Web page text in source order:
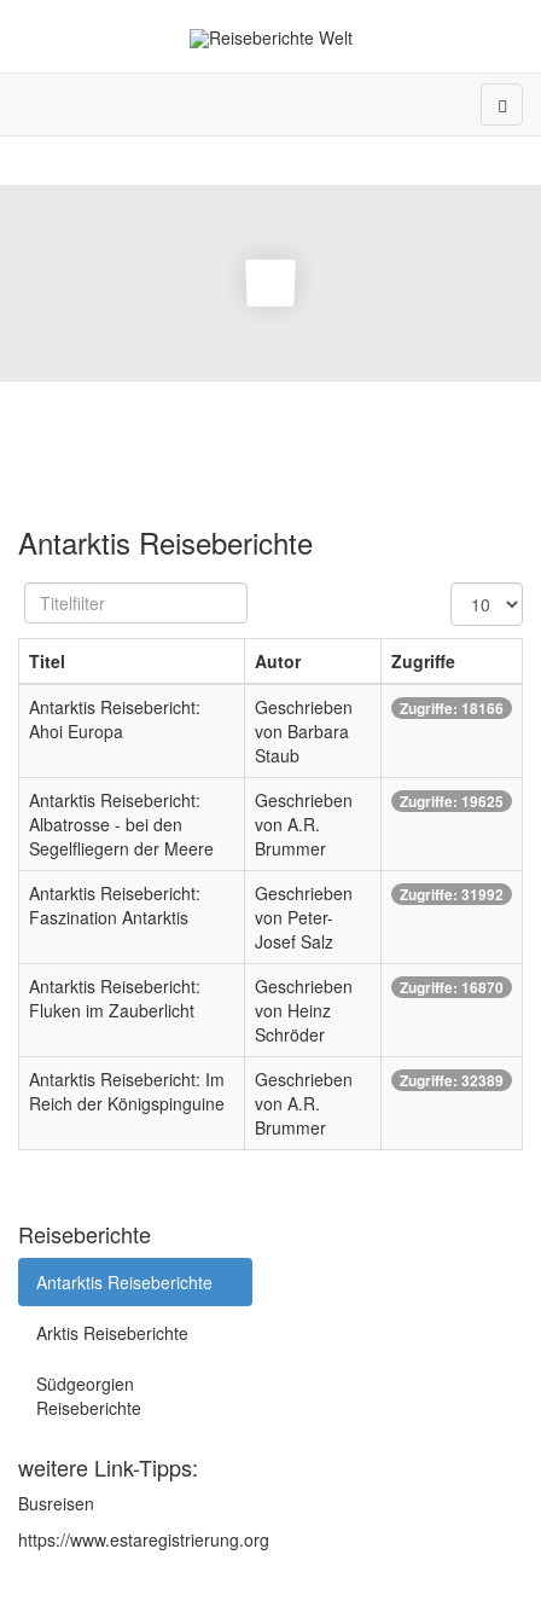
Antarktis Reiseberichte
Titelfilter
Anzeige
#
Titel
Autor
Zugriffe
Antarktis Reisebericht:
Ahoi Europa
Geschrieben
von Barbara
Staub
Zugriffe: 18166
Antarktis Reisebericht:
Albatrosse - bei den
Segelfliegern der Meere
Geschrieben
von A.R.
Brummer
Zugriffe: 19625
Antarktis Reisebericht:
Faszination Antarktis
Geschrieben
von Peter-
Josef Salz
Zugriffe: 31992
Antarktis Reisebericht:
Fluken im Zauberlicht
Geschrieben
von Heinz
Schröder
Zugriffe: 16870
Antarktis Reisebericht: Im
Reich der Königspinguine
Geschrieben
von A.R.
Brummer
Zugriffe: 32389
Reiseberichte
Antarktis Reiseberichte
Arktis Reiseberichte
Südgeorgien
Reiseberichte
weitere Link-Tipps:
Busreisen
https://www.estaregistrierung.org